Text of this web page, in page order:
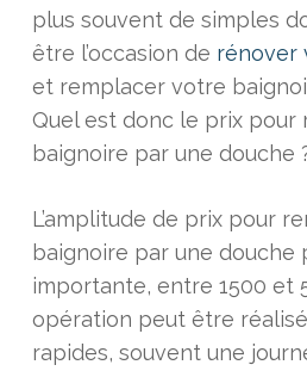
plus souvent de simples
être l’occasion de rénover
et remplacer votre
Quel est donc le prix pour
baignoire par une douche
L’amplitude de prix pour
baignoire par une douche
importante, entre 1500 et
opération peut être
rapides, souvent une